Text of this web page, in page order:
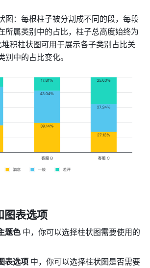
图：每根柱子被分割成不同的段，每段
所属类别中的占比，柱子总高度始终为
积柱状图可用于展示各子类别占比关
别中的占比变化。
图表选项
题色 中，你可以选择柱状图需要使用的
表选项 中，你可以选择柱状图是否需要